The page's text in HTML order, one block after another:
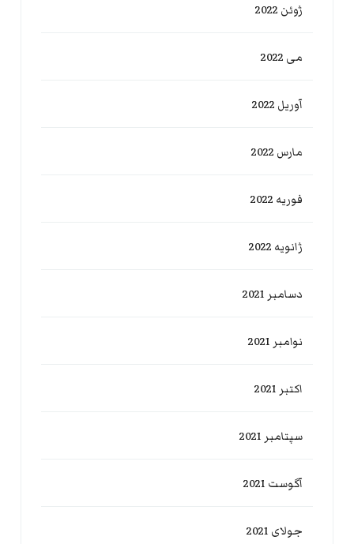
ژوئن 2022
می 2022
آوریل 2022
مارس 2022
فوریه 2022
ژانویه 2022
دسامبر 2021
نوامبر 2021
اکتبر 2021
سپتامبر 2021
آگوست 2021
جولای 2021